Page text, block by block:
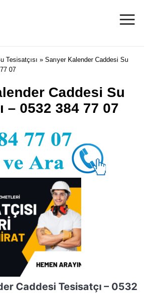
≡
Tesisatçısı » Sarıyer Kalender Caddesi Su
07
Caddesi Su
– 0532 384 77 07
Caddesi Tesisatçı – 0532